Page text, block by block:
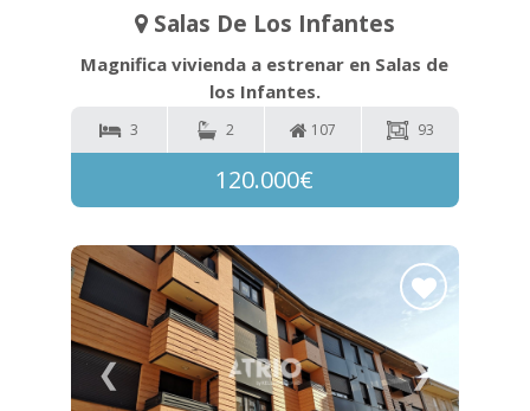
Salas De Los Infantes
Magnifica vivienda a estrenar en Salas de
los Infantes.
3 2 107 93
120.000€
❮ ❯